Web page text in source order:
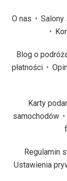
O nas Salony
Blog o
płatności
Karty
samochodów
Regulamin
Ustawienia